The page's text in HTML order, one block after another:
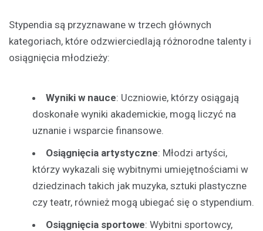
Stypendia są przyznawane w trzech głównych
kategoriach, które odzwierciedlają różnorodne talenty i
osiągnięcia młodzieży:
Wyniki w nauce: Uczniowie, którzy osiągają
doskonałe wyniki akademickie, mogą liczyć na
uznanie i wsparcie finansowe.
Osiągnięcia artystyczne: Młodzi artyści,
którzy wykazali się wybitnymi umiejętnościami w
dziedzinach takich jak muzyka, sztuki plastyczne
czy teatr, również mogą ubiegać się o stypendium.
Osiągnięcia sportowe: Wybitni sportowcy,